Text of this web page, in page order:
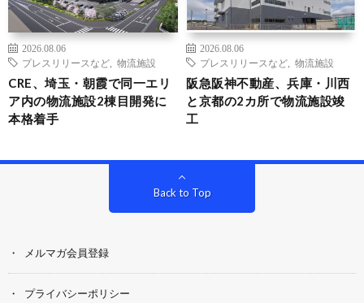
2026.08.06
プレスリリースなど
物流施設
CRE、埼玉・朝霞で同一エリ
ア内の物流施設2棟目開発に
本格着手
2026.08.06
プレスリリースなど
物流施設
阪急阪神不動産、兵庫・川西
と京都の2カ所で物流施設竣
工
Back to Top
メルマガ会員登録
プライバシーポリシー